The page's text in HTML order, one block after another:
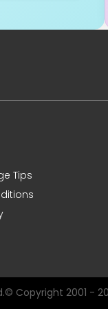
Tips
Copyright 2001 -